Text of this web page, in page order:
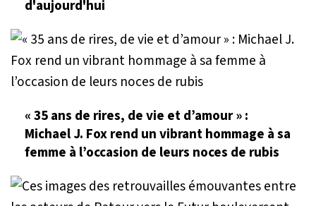
d'aujourd'hui
« 35 ans de rires, de vie et d’amour » :
Michael J. Fox rend un vibrant hommage à sa
femme à l’occasion de leurs noces de rubis